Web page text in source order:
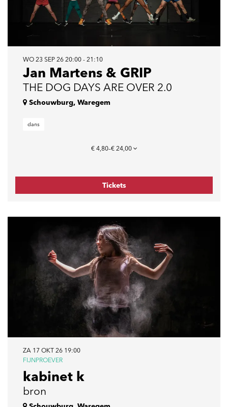
Jan Martens & GRIP
THE DOG DAYS ARE OVER 2.0
WO 23 SEP 26 20:00 - 21:10
Schouwburg, Waregem
dans
€ 4,80–€ 24,00
Tickets
kabinet k
bron
FIJNPROEVER
ZA 17 OKT 26 19:00